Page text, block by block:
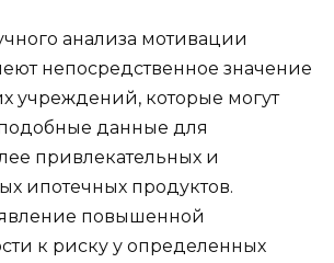
анализа мотивации
непосредственное значение
учреждений, которые могут
данные для
привлекательных и
ипотечных продуктов.
повышенной
к риску у определенных